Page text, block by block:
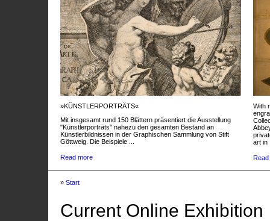
»KÜNSTLERPORTRÄTS«
Mit insgesamt rund 150 Blättern präsentiert die Ausstellung
"Künstlerporträts" nahezu den gesamten Bestand an
Künstlerbildnissen in der Graphischen Sammlung von Stift
Göttweig. Die Beispiele ...
Read more
With
art in
» Start
Current Online Exhibition